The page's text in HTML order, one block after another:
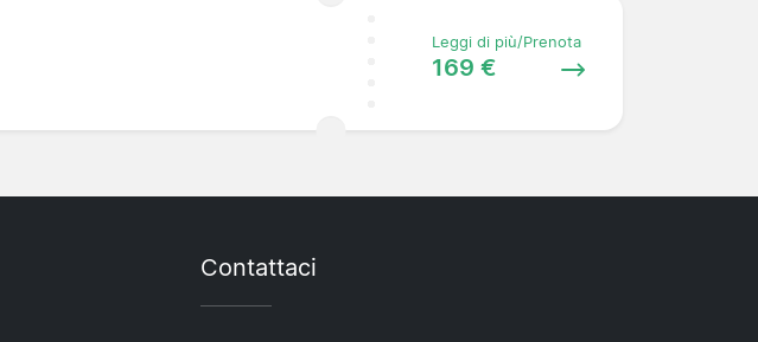
Leggi di più/Prenota
169 €
Contattaci